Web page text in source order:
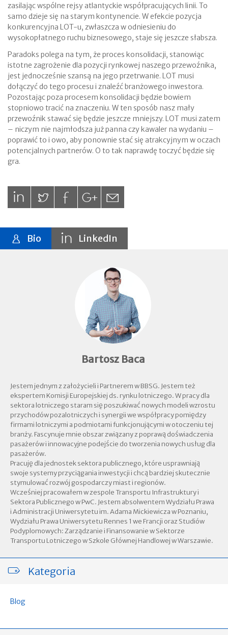
zasilając wspólne rejsy atlantyckie współpracujących linii. To
samo dzieje się na starym kontynencie. W efekcie pozycja
konkurencyjna LOT-u, zwłaszcza w odniesieniu do
wysokopłatnego ruchu biznesowego, staje się jeszcze słabsza.
Paradoks polega na tym, że proces konsolidacji, stanowiąc
istotne zagrożenie dla pozycji rynkowej naszego przewoźnika,
jest jednocześnie szansą na jego przetrwanie. LOT musi
dołączyć do tego procesu i znaleźć branżowego inwestora.
Pozostając poza procesem konsolidacji będzie bowiem
stopniowo tracić na znaczeniu. W ten sposób nasz mały
przewoźnik stawać się będzie jeszcze mniejszy. LOT musi zatem
– niczym nie najmłodsza już panna czy kawaler na wydaniu –
poprawić to i owo, aby ponownie stać się atrakcyjnym w oczach
potencjalnych partnerów. O to tak naprawdę toczyć będzie się
gra.
Bio LinkedIn
Bartosz Baca
Jestem jednym z założycieli i Partnerem w BBSG. Jestem też
ekspertem Komisji Europejskiej ds. rynku lotniczego. W pracy dla
sektora lotniczego staram się poszukiwać nowych modeli wzrostu
przychodów pozalotniczych i synergii we współpracy pomiędzy
firmami lotniczymi a podmiotami funkcjonującymi w otoczeniu tej
branży. Fascynuje mnie obszar związany z poprawą doświadczenia
pasażerów i innowacyjne podejście do tworzenia nowych usług dla
pasażerów.
Pracuję dla jednostek sektora publicznego, które usprawniają
swoje systemy przyciągania inwestycji i chcą bardziej skutecznie
stymulować rozwój gospodarczy miast i regionów.
Wcześniej pracowałem w zespole Transportu Infrastruktury i
Sektora Publicznego w PwC. Jestem absolwentem Wydziału Prawa
i Administracji Uniwersytetu im. Adama Mickiewicza w Poznaniu,
Wydziału Prawa Uniwersytetu Rennes 1 we Francji oraz Studiów
Podyplomowych: Zarządzanie i Finansowanie w Sektorze
Transportu Lotniczego w Szkole Głównej Handlowej w Warszawie.
Kategoria
Blog